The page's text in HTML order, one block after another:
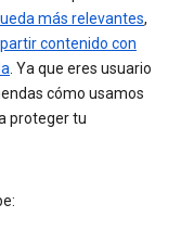
más relevantes,
contenido con
. Ya que eres usuario
cómo usamos
proteger tu